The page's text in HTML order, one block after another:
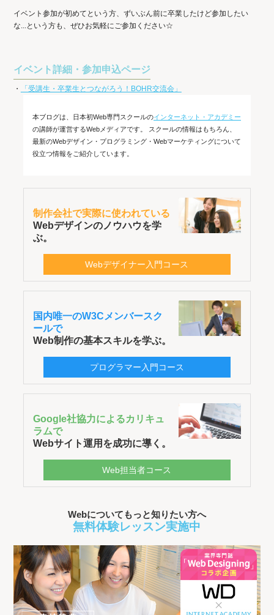
イベント参加が初めてという方、ずいぶん前に卒業したけど参加したい
な...という方も、ぜひお気軽にご参加ください☆
イベント詳細・参加申込ページ
・ 「受講生・卒業生とつながろう！BOHR交流会」
本ブログは、日本初Web専門スクールのインターネット・アカデミー
の講師が運営するWebメディアです。 スクールの情報はもちろん、
最新のWebデザイン・プログラミング・Webマーケティングについて
役立つ情報をご紹介しています。
制作会社で実際に使われている
Webデザインのノウハウを学
ぶ。
Webデザイナー入門コース
国内唯一のW3Cメンバースク
ールで
Web制作の基本スキルを学ぶ。
プログラマー入門コース
Google社協力によるカリキュ
ラムで
Webサイト運用を成功に導く。
Web担当者コース
Webについてもっと知りたい方へ
無料体験レッスン実施中